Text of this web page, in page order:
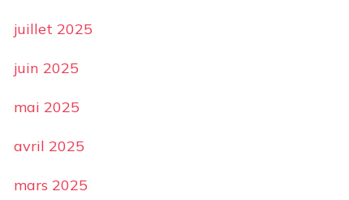
juillet 2025
juin 2025
mai 2025
avril 2025
mars 2025